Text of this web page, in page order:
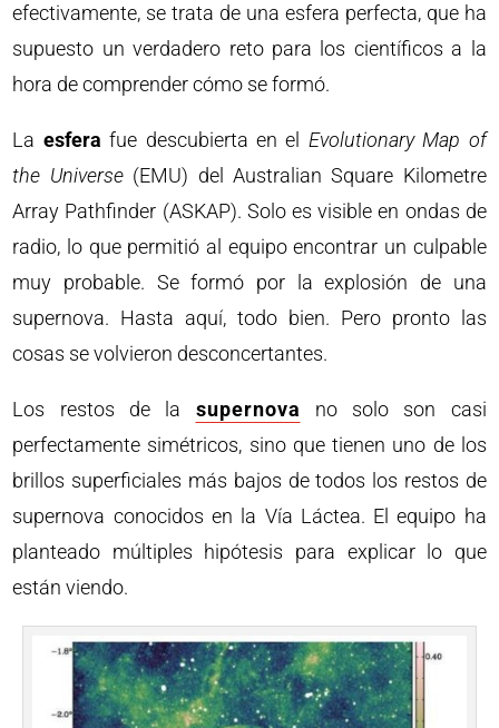
efectivamente, se trata de una esfera perfecta, que ha
supuesto un verdadero reto para los científicos a la
hora de comprender cómo se formó.
La esfera fue descubierta en el Evolutionary Map of
the Universe(EMU) del Australian Square Kilometre
Array Pathfinder (ASKAP). Solo es visible en ondas de
radio, lo que permitió al equipo encontrar un culpable
muy probable. Se formó por la explosión de una
supernova. Hasta aquí, todo bien. Pero pronto las
cosas se volvieron desconcertantes.
Los restos de la supernova no solo son casi
perfectamente simétricos, sino que tienen uno de los
brillos superficiales más bajos de todos los restos de
supernova conocidos en la Vía Láctea. El equipo ha
planteado múltiples hipótesis para explicar lo que
están viendo.